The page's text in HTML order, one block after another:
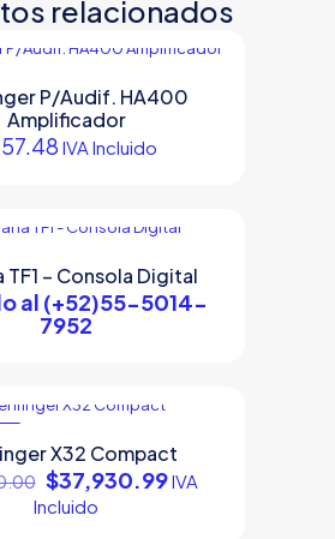
relacionados
P/Audif. HA400
Amplificador
IVA Incluido
TF1 – Consola Digital
al (+52)55-5014-
7952
X32 Compact
Original
price
$37,930.99Current
IVA
Incluido